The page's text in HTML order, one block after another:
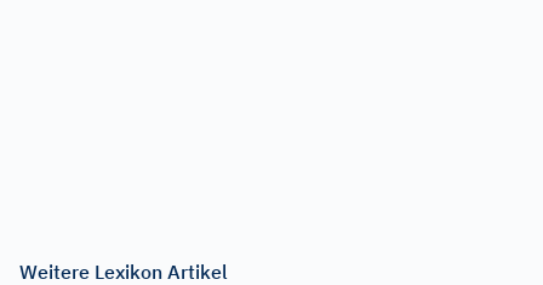
Weitere Lexikon Artikel